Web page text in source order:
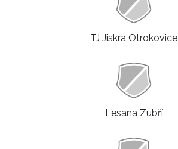
TJ Jiskra Otrokovice
Lesana Zubří